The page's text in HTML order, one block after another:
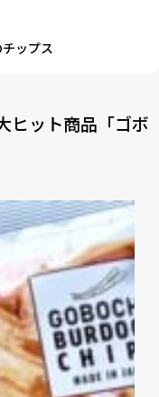
ップス
ヒット商品「ゴボ